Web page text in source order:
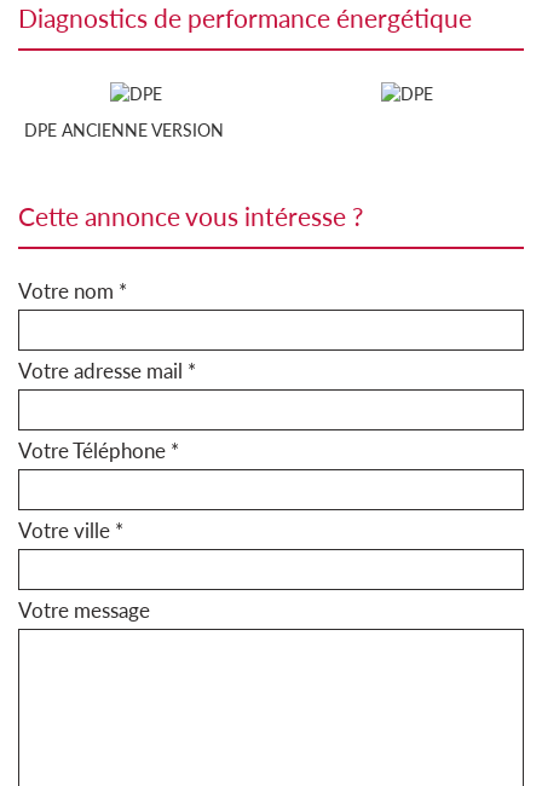
diagnostics de performance énergétique
DPE ANCIENNE VERSION
cette annonce vous intéresse ?
Votre nom *
Votre adresse mail *
Votre Téléphone *
Votre ville *
Votre message